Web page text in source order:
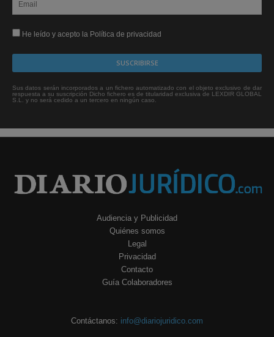
He leído y acepto la Política de privacidad
Sus datos serán incorporados a un fichero automatizado con el objeto exclusivo de dar
respuesta a su suscripción Dicho fichero es de titularidad exclusiva de LEXDIR GLOBAL
S.L. y no será cedido a un tercero en ningún caso.
Audiencia y Publicidad
Quiénes somos
Legal
Privacidad
Contacto
Guía Colaboradores
Contáctanos: info@diariojuridico.com